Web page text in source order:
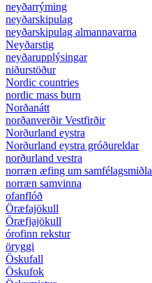
neyðarrýming
neyðarskipulag
neyðarskipulag almannavarna
Neyðarstig
neyðarupplýsingar
niðurstöður
Nordic countries
nordic mass burn
Norðanátt
norðanverðir Vestfirðir
Norðurland eystra
Norðurland eystra gróðureldar
norðurland vestra
norræn æfing um samfélagsmiðla
norræn samvinna
ofanflóð
Öræfajökull
Öræfjajökull
órofinn rekstur
öryggi
Öskufall
Öskufok